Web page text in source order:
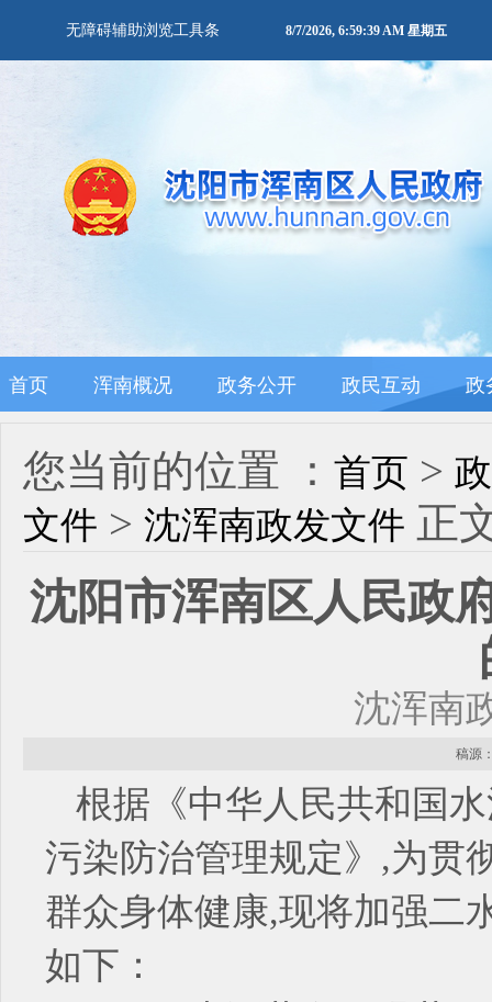
无障碍辅助浏览工具条 8/7/2026, 6:59:39 AM 星期五
首页 浑南概况 政务公开 政民互动 政
您当前的位置 ： 首页 >
文件 > 沈浑南政发文件 正
沈阳市浑南区人民政
沈浑南
稿源
根据《中华人民共和国
污染防治管理规定》,为贯
群众身体健康,现将加强二
如下：